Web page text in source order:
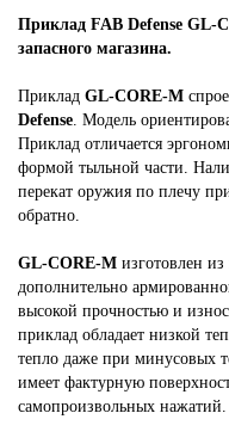
Приклад FAB Defense GL-
запасного магазина.
Приклад GL-CORE-M
Defense. Модель
Приклад отличается
формой тыльной части.
перекат оружия по плечу
обратно.
GL-CORE-M изготовлен
дополнительно
высокой прочностью и
приклад обладает низкой
тепло даже при минусовых
имеет фактурную
самопроизвольных нажатий.